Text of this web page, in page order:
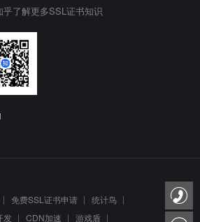
了解更多SSL证书知识
免费SSL证书申请
统计鸟
发 CDN加速 游戏盾